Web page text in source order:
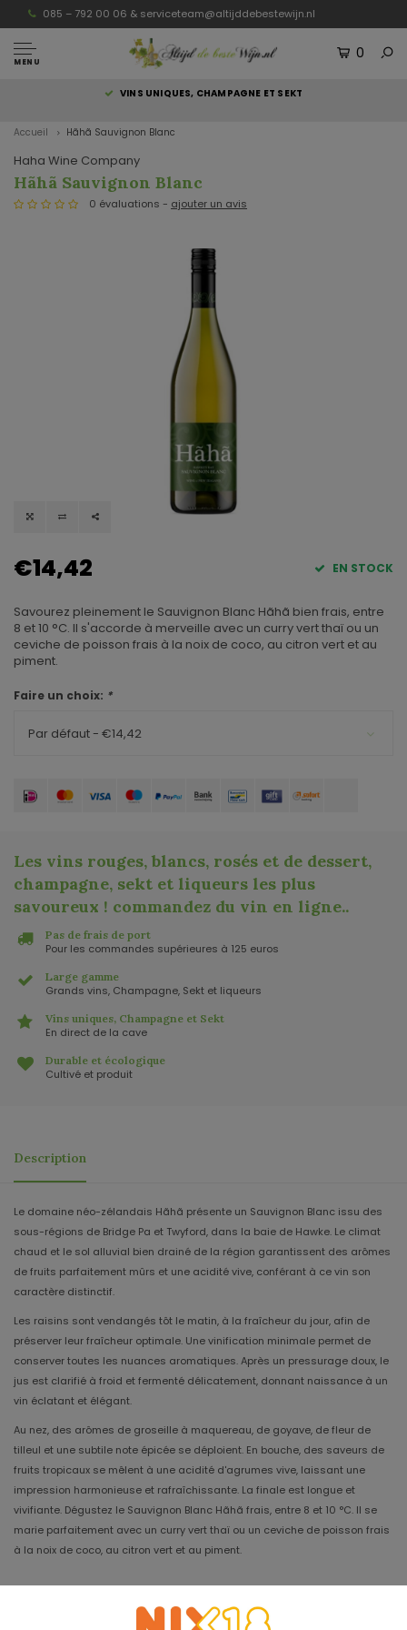
085 – 792 00 06 & serviceteam@altijddebestewijn.nl
MENU
0
VINS UNIQUES, CHAMPAGNE ET SEKT
Accueil Hãhã Sauvignon Blanc
Haha Wine Company
Hãhã Sauvignon Blanc
0 évaluations - ajouter un avis
€14,42 EN STOCK
Savourez pleinement le Sauvignon Blanc Hãhã bien frais, entre
8 et 10 °C. Il s'accorde à merveille avec un curry vert thaï ou un
ceviche de poisson frais à la noix de coco, au citron vert et au
piment.
Faire un choix: *
Par défaut - €14,42
Les vins rouges, blancs, rosés et de dessert,
champagne, sekt et liqueurs les plus
savoureux ! commandez du vin en ligne..
Pas de frais de port
Pour les commandes supérieures à 125 euros
Large gamme
Grands vins, Champagne, Sekt et liqueurs
Vins uniques, Champagne et Sekt
En direct de la cave
Durable et écologique
Cultivé et produit
Description
Le domaine néo-zélandais Hãhã présente un Sauvignon Blanc issu des
sous-régions de Bridge Pa et Twyford, dans la baie de Hawke. Le climat
chaud et le sol alluvial bien drainé de la région garantissent des arômes
de fruits parfaitement mûrs et une acidité vive, conférant à ce vin son
caractère distinctif.
Les raisins sont vendangés tôt le matin, à la fraîcheur du jour, afin de
préserver leur fraîcheur optimale. Une vinification minimale permet de
conserver toutes les nuances aromatiques. Après un pressurage doux, le
jus est clarifié à froid et fermenté délicatement, donnant naissance à un
vin éclatant et élégant.
Au nez, des arômes de groseille à maquereau, de goyave, de fleur de
tilleul et une subtile note épicée se déploient. En bouche, des saveurs de
fruits tropicaux se mêlent à une acidité d'agrumes vive, laissant une
impression harmonieuse et rafraîchissante. La finale est longue et
vivifiante. Dégustez le Sauvignon Blanc Hãhã frais, entre 8 et 10 °C. Il se
marie parfaitement avec un curry vert thaï ou un ceviche de poisson frais
à la noix de coco, au citron vert et au piment.